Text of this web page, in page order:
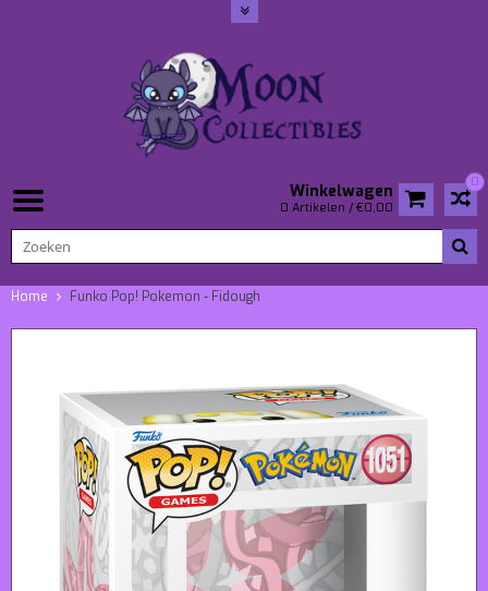
0
Winkelwagen
0 Artikelen / €0,00
Home Funko Pop! Pokemon - Fidough